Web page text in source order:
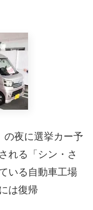
の夜に選挙カー予
れる「シン・さ
いる自動車工場
は復帰